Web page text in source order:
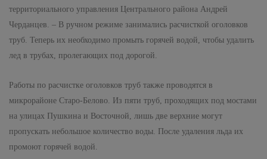
территориального управления Центрального района Андрей
Черданцев. – В ручном режиме занимались расчисткой оголовков
труб. Теперь их необходимо промыть горячей водой, чтобы удалить
лед в трубах, пролегающих под дорогой.
Работы по расчистке оголовков труб также проводятся в
микрорайоне Старо-Белово. Из пяти труб, проходящих под мостами
на улицах Пушкина и Восточной, лишь две верхние могут
пропускать небольшое количество воды. После удаления льда их
промоют горячей водой.